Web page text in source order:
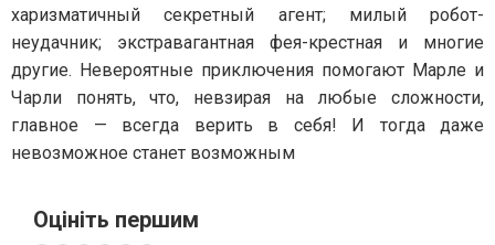
харизматичный секретный агент; милый робот-
неудачник; экстравагантная фея-крестная и многие
другие. Невероятные приключения помогают Марле и
Чарли понять, что, невзирая на любые сложности,
главное — всегда верить в себя! И тогда даже
невозможное станет возможным
Оцініть першим